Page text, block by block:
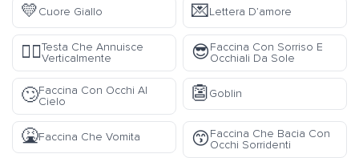
💛Cuore Giallo 💌Lettera D’amore
🙂‍↕️Testa Che Annuisce
Verticalmente
😎Faccina Con Sorriso E
Occhiali Da Sole
🙄Faccina Con Occhi Al
Cielo
👺Goblin
🤮Faccina Che Vomita 😙Faccina Che Bacia Con
Occhi Sorridenti